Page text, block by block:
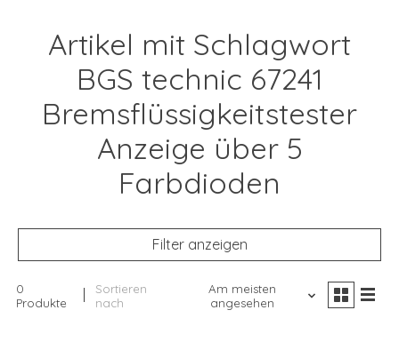
Artikel mit Schlagwort
BGS technic 67241
Bremsflüssigkeitstester
Anzeige über 5
Farbdioden
Filter anzeigen
0
Produkte
Sortieren
nach
Am meisten
angesehen